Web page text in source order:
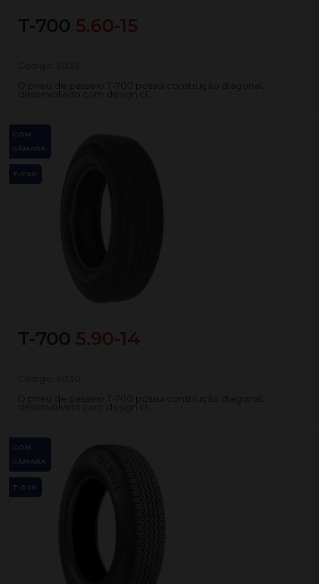
T-700 5.60-15
O pneu de passeio T-700 possui construção diagonal,
desenvolvido com design cl...
T-700 5.90-14
COM
CÂMARA
T-700
O pneu de passeio T-700 possui construção diagonal,
desenvolvido com design cl...
COM
CÂMARA
T-300